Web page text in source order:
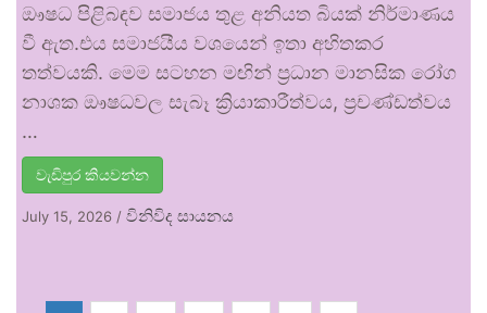
ඖෂධ පිළිබඳව සමාජය තුළ අනියත බියක් නිර්මාණය
වී ඇත.එය සමාජයීය වශයෙන් ඉතා අහිතකර
තත්වයකි. මෙම සටහන මඟින් ප්‍රධාන මානසික රෝග
නාශක ඖෂධවල සැබෑ ක්‍රියාකාරීත්වය, ප්‍රචණ්ඩත්වය
…
වැඩිපුර කියවන්න
July 15, 2026 / විනිවිද සායනය